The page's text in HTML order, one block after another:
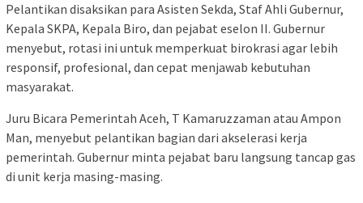
Pelantikan disaksikan para Asisten Sekda, Staf Ahli Gubernur,
Kepala SKPA, Kepala Biro, dan pejabat eselon II. Gubernur
menyebut, rotasi ini untuk memperkuat birokrasi agar lebih
responsif, profesional, dan cepat menjawab kebutuhan
masyarakat.
Juru Bicara Pemerintah Aceh, T Kamaruzzaman atau Ampon
Man, menyebut pelantikan bagian dari akselerasi kerja
pemerintah. Gubernur minta pejabat baru langsung tancap gas
di unit kerja masing-masing.